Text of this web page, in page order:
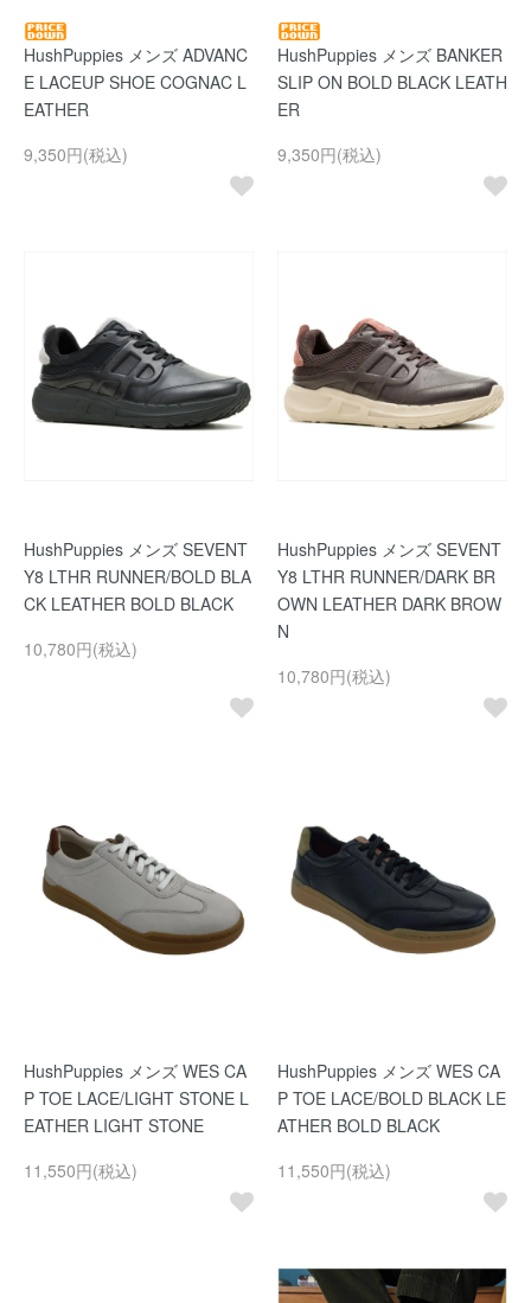
HushPuppies メンズ ADVANC
E LACEUP SHOE COGNAC L
EATHER
9,350円(税込)
HushPuppies メンズ BANKER
SLIP ON BOLD BLACK LEATH
ER
9,350円(税込)
HushPuppies メンズ SEVENT
Y8 LTHR RUNNER/BOLD BLA
CK LEATHER BOLD BLACK
10,780円(税込)
HushPuppies メンズ SEVENT
Y8 LTHR RUNNER/DARK BR
OWN LEATHER DARK BROW
N
10,780円(税込)
HushPuppies メンズ WES CA
P TOE LACE/LIGHT STONE L
EATHER LIGHT STONE
11,550円(税込)
HushPuppies メンズ WES CA
P TOE LACE/BOLD BLACK LE
ATHER BOLD BLACK
11,550円(税込)